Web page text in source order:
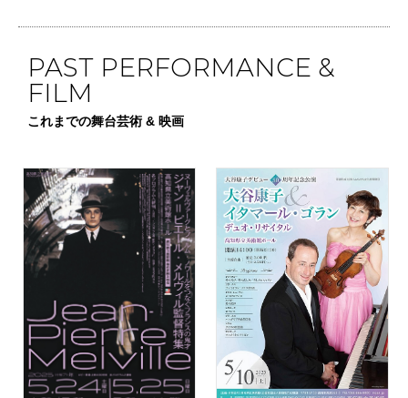
PAST PERFORMANCE &
FILM
これまでの舞台芸術 & 映画